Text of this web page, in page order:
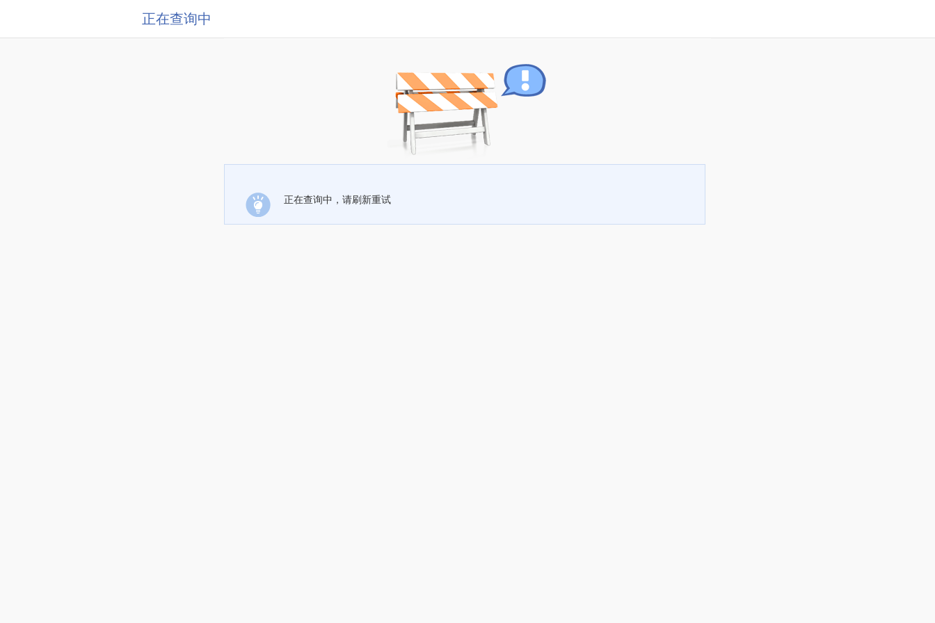
正在查询中
正在查询中，请刷新重试